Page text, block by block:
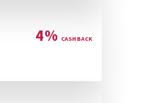
4%